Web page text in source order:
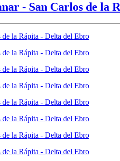
- San Carlos de la